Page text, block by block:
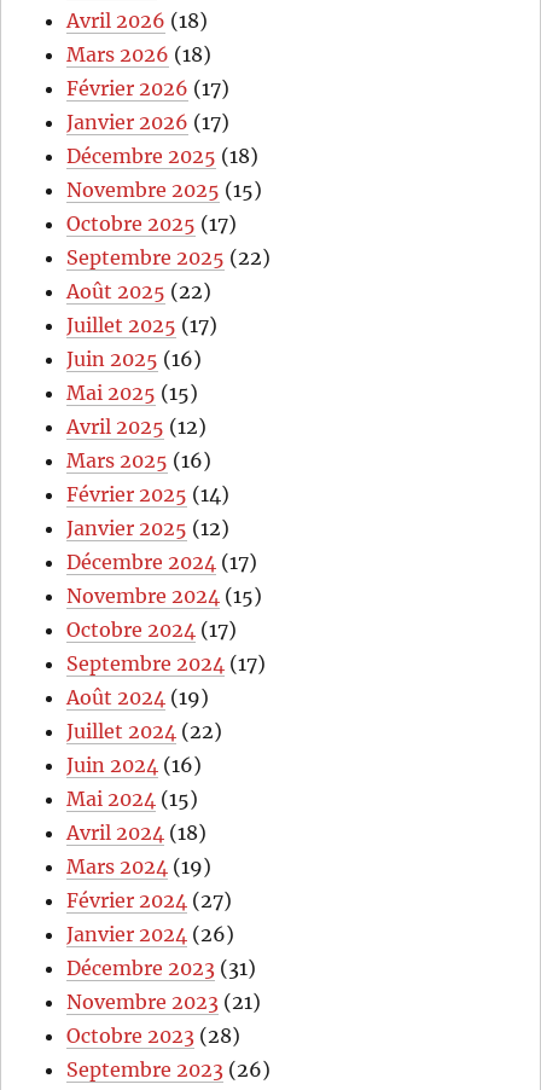
Avril 2026 (18)
Mars 2026 (18)
Février 2026 (17)
Janvier 2026 (17)
Décembre 2025 (18)
Novembre 2025 (15)
Octobre 2025 (17)
Septembre 2025 (22)
Août 2025 (22)
Juillet 2025 (17)
Juin 2025 (16)
Mai 2025 (15)
Avril 2025 (12)
Mars 2025 (16)
Février 2025 (14)
Janvier 2025 (12)
Décembre 2024 (17)
Novembre 2024 (15)
Octobre 2024 (17)
Septembre 2024 (17)
Août 2024 (19)
Juillet 2024 (22)
Juin 2024 (16)
Mai 2024 (15)
Avril 2024 (18)
Mars 2024 (19)
Février 2024 (27)
Janvier 2024 (26)
Décembre 2023 (31)
Novembre 2023 (21)
Octobre 2023 (28)
Septembre 2023 (26)